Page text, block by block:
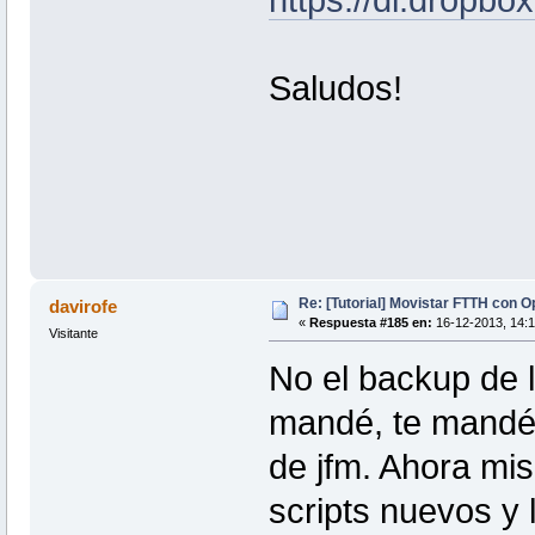
Saludos!
davirofe
Visitante
Re: [Tutorial] Movistar FTTH con
« Respuesta #185 en: 16-12-2013,
No el backup de
mandé, te
de jfm. Ahora
scripts nuevos y